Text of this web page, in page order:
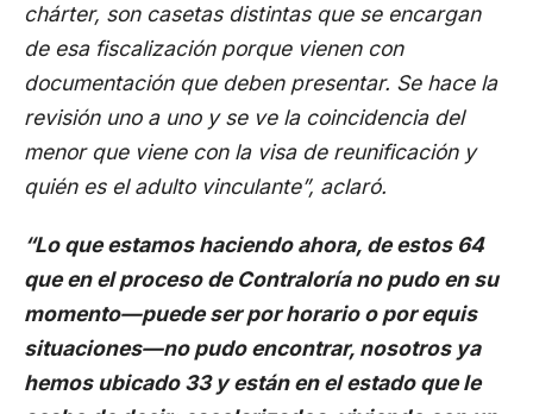
chárter, son casetas distintas que se encargan
de esa fiscalización porque vienen con
documentación que deben presentar. Se hace la
revisión uno a uno y se ve la coincidencia del
menor que viene con la visa de reunificación y
quién es el adulto vinculante”, aclaró.
“Lo que estamos haciendo ahora, de estos 64
que en el proceso de Contraloría no pudo en su
momento—puede ser por horario o por equis
situaciones—no pudo encontrar, nosotros ya
hemos ubicado 33 y están en el estado que le